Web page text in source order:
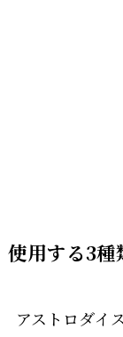
使用する3種
アストロダイ